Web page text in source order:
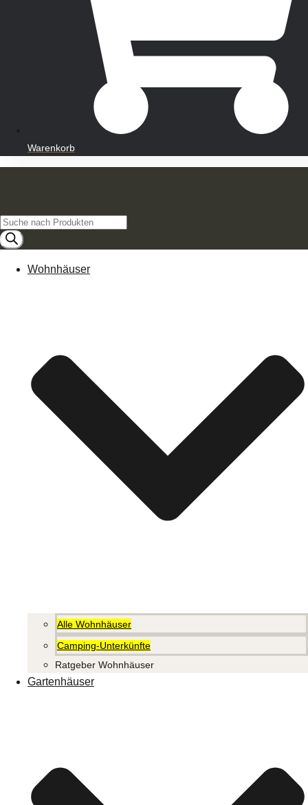
Warenkorb
Products
search
Wohnhäuser
Alle Wohnhäuser
Camping-Unterkünfte
Ratgeber Wohnhäuser
Gartenhäuser